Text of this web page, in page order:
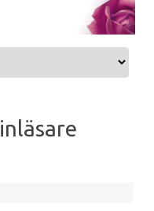
to content